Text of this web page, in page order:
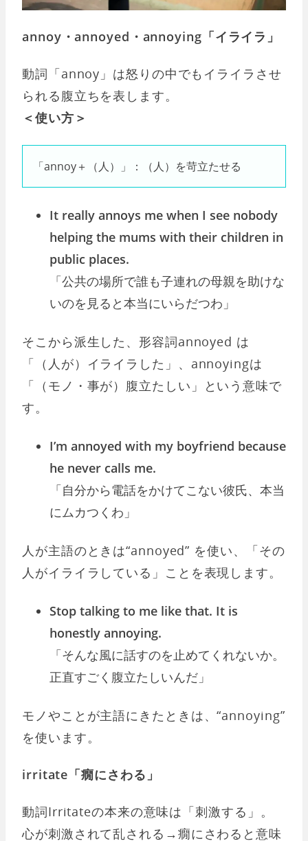
annoy・annoyed・annoying「イライラ」
動詞「annoy」は怒りの中でもイライラさせ
られる腹立ちを表します。
＜使い方＞
「annoy＋（人）」：（人）を苛立たせる
It really annoys me when I see nobody
helping the mums with their children in
public places.
「公共の場所で誰も子連れの母親を助けな
いのを見ると本当にいらだつわ」
そこから派生した、形容詞annoyed は
「（人が）イライラした」、annoyingは
「（モノ・事が）腹立たしい」という意味で
す。
I’m annoyed with my boyfriend because
he never calls me.
「自分から電話をかけてこない彼氏、本当
にムカつくわ」
人が主語のときは“annoyed” を使い、「その
人がイライラしている」ことを表現します。
Stop talking to me like that. It is
honestly annoying.
「そんな風に話すのを止めてくれないか。
正直すごく腹立たしいんだ」
モノやことが主語にきたときは、“annoying”
を使います。
irritate「癇にさわる」
動詞Irritateの本来の意味は「刺激する」。
心が刺激されて乱される→癇にさわると意味